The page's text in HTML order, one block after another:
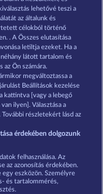
RHFP
Impresszum
lehetővé teszi a
az általunk és
célokból történő
. A Összes elutasítása
letiltja ezeket. Ha a
látott tartalom és
az Ön számára.
megváltoztassa a
Beállítások kezelése
kattintva [vagy a lebegő
ilyen]. Választása a
részletekért lásd az
érdekében dolgozunk
felhasználása. Az
az azonosítás érdekében.
egy eszközön. Személyre
és tartalommérés,